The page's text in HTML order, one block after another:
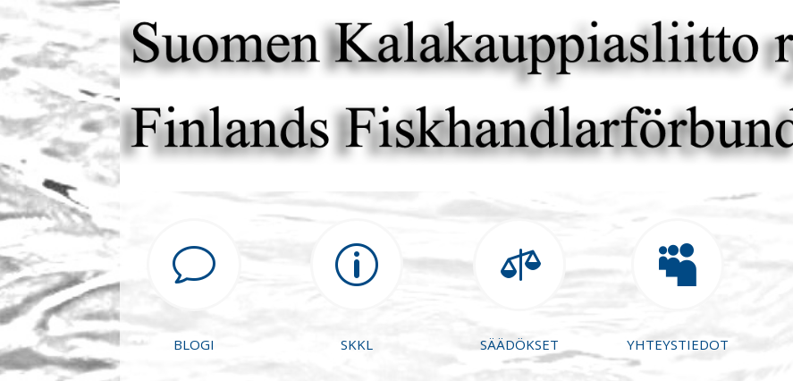
v
BLOGI
p
SKKL

SÄÄDÖKSET

YHTEYSTIEDOT